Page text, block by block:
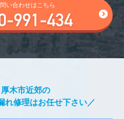
い合わせはこちら
木市近郊の
れ修理はお任せ下さい／